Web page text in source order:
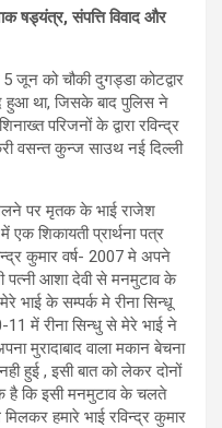
षड्यंत्र, संपत्ति विवाद और
को चौकी दुगड्डा कोटद्वार
हुआ था, जिसके बाद पुलिस ने
परिजनों के द्वारा रविन्द्र
वसन्त कुन्ज साउथ नई दिल्ली
पर मृतक के भाई राजेश
शिकायती प्रार्थना पत्र
कुमार वर्ष- 2007 मे अपने
आशा देवी से मनमुटाव के
भाई के सम्पर्क मे रीना सिन्धू
में रीना सिन्धु से मेरे भाई ने
मुरादाबाद वाला मकान बेचना
हुई , इसी बात को लेकर दोनों
है कि इसी मनमुटाव के चलते
हमारे भाई रविन्द्र कुमार